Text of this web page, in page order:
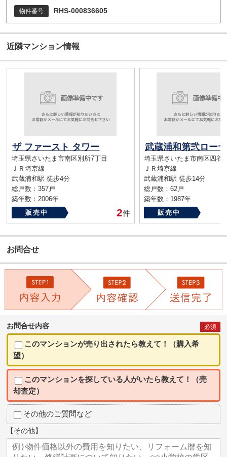
物件番号 RHS-000836605
近隣マンション情報
ザ ファースト タワー
埼玉県さいたま市南区別所7丁目
ＪＲ埼京線
武蔵浦和駅 徒歩4分
総戸数：357戸
築年数：2006年
販売中
2件
埼玉県さいたま市南区四谷
ＪＲ埼京線
武蔵浦和駅 徒歩14分
総戸数：62戸
築年数：1987年
販売中
お問合せ
お問合せ内容 必須
このマンションが売り出されたら教えて！（購入希
望）
このマンションを探している人がいたら教えて！（売
却査定）
その他のご質問など
【その他】